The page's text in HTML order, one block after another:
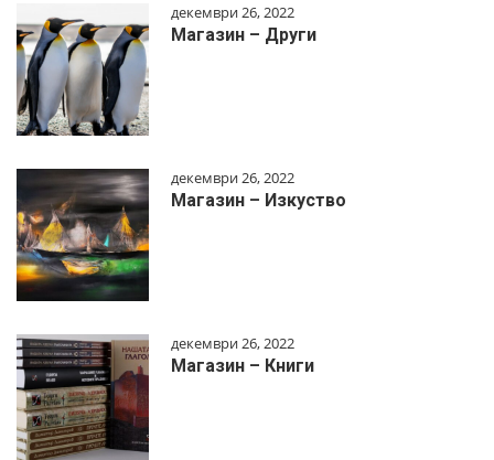
декември 26, 2022
Магазин – Други
декември 26, 2022
Магазин – Изкуство
декември 26, 2022
Магазин – Книги